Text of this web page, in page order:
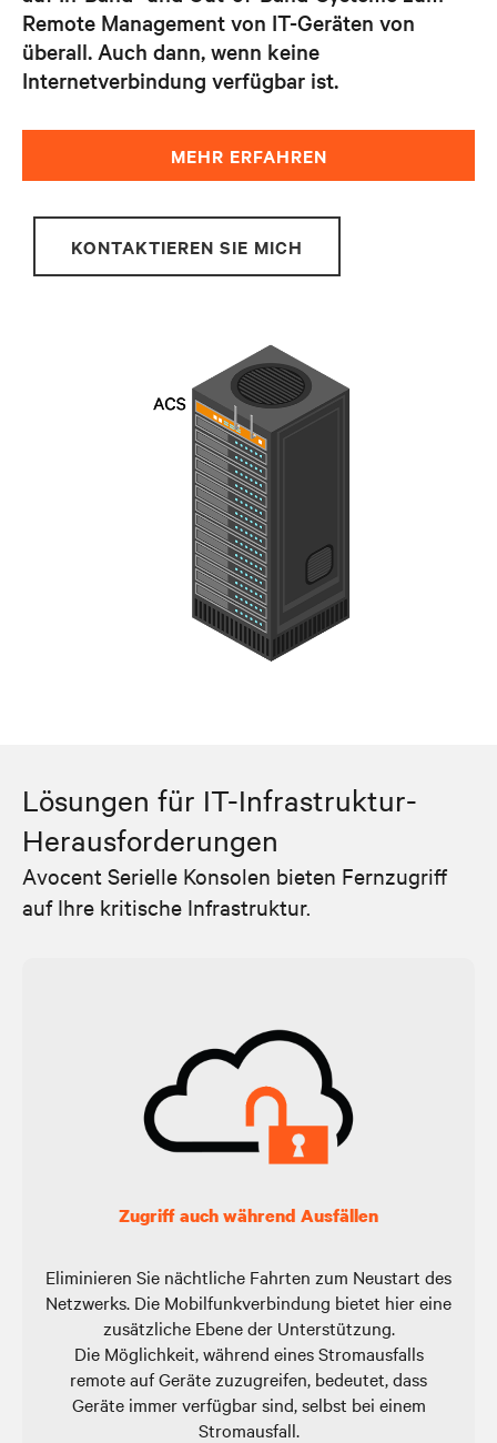
Remote Management von IT-Geräten von
überall. Auch dann, wenn keine
Internetverbindung verfügbar ist.
MEHR ERFAHREN
KONTAKTIEREN SIE MICH
Lösungen für IT-Infrastruktur-
Herausforderungen
Avocent Serielle Konsolen bieten Fernzugriff
auf Ihre kritische Infrastruktur.
Zugriff auch während Ausfällen
Eliminieren Sie nächtliche Fahrten zum Neustart des
Netzwerks. Die Mobilfunkverbindung bietet hier eine
zusätzliche Ebene der Unterstützung.
Die Möglichkeit, während eines Stromausfalls
remote auf Geräte zuzugreifen, bedeutet, dass
Geräte immer verfügbar sind, selbst bei einem
Stromausfall.